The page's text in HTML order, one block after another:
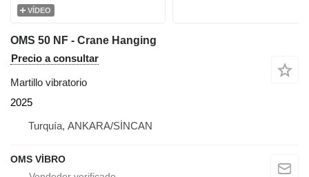
VÍDEO
OMS 50 NF - Crane Hanging
Precio a consultar
Martillo vibratorio
2025
Turquía, ANKARA/SİNCAN
OMS VİBRO